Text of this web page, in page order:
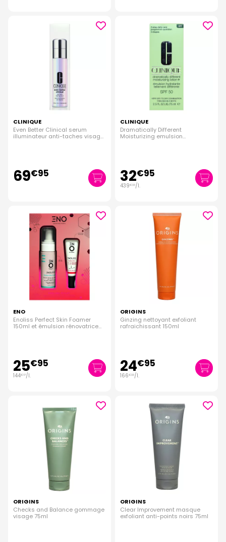
CLINIQUE
Even Better Clinical serum
illuminateur anti-taches visage
69€95
CLINIQUE
Dramatically Different
Moisturizing emulsion
32€95
439€33/l.
ENO
Enoliss Perfect Skin Foamer
150ml et émulsion rénovatrice
25€95
144€ 17/l.
ORIGINS
Ginzing nettoyant exfoliant
rafraichissant 150ml
24€95
166€33/l.
ORIGINS
Checks and Balance gommage
visage 75ml
ORIGINS
Clear Improvement masque
exfoliant anti-points noirs 75ml